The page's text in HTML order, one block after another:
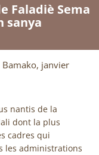
Faladiè Sema
sanya
Bamako, janvier
nantis de la
dont la plus
cadres qui
les administrations